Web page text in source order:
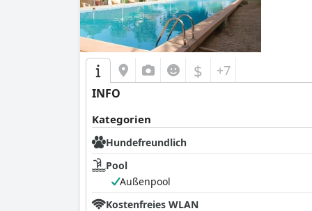
$ +7
INFO
Kategorien
Hundefreundlich
Pool
Außenpool
Kostenfreies WLAN